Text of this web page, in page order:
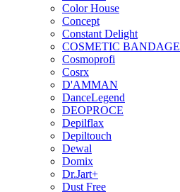
Color House
Concept
Constant Delight
COSMETIC BANDAGE
Cosmoprofi
Cosrx
D'AMMAN
DanceLegend
DEOPROCE
Depilflax
Depiltouch
Dewal
Domix
Dr.Jart+
Dust Free